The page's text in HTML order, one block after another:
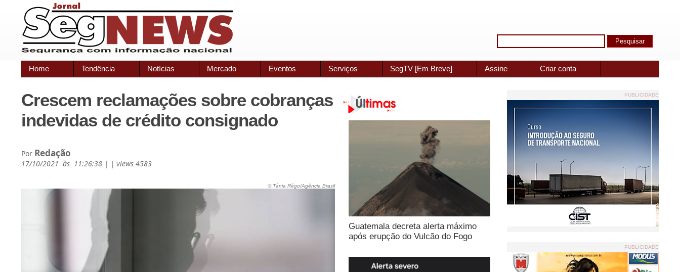
Home Tendência Notícias Mercado Eventos Serviços SegTV [Em Breve] Assine Criar conta
Crescem reclamações sobre cobranças
indevidas de crédito consignado
Por Redação
17/10/2021 às 11:26:38 | | views 4583
© Tânia Rêgo/Agência Brasil
Guatemala decreta alerta máximo
após erupção do Vulcão do Fogo
PUBLICIDADE
PUBLICIDADE